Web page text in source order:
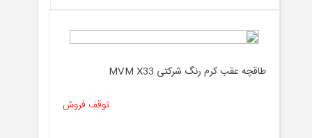
طاقچه عقب کرم رنگ شرکتی MVM X33
توقف فروش